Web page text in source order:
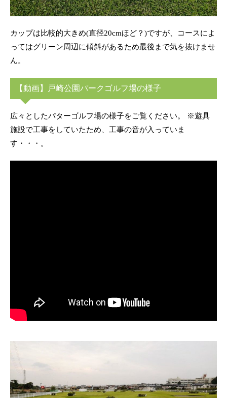
カップは比較的大きめ(直径20cmほど？)ですが、コースによ
ってはグリーン周辺に傾斜があるため最後まで気を抜けませ
ん。
【動画】戸崎公園パークゴルフ場の様子
広々としたパターゴルフ場の様子をご覧ください。 ※遊具
施設で工事をしていたため、工事の音が入っていま
す・・・。